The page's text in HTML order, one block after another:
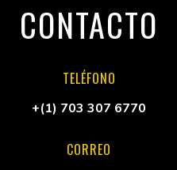
CONTACTO
TELÉFONO
+(1) 703 307 6770
CORREO